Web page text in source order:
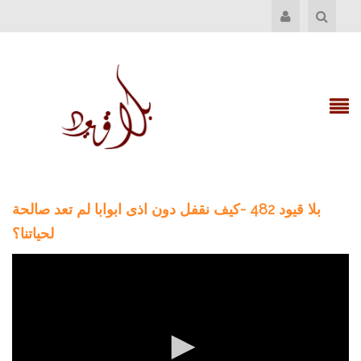
بلا قيود 482 -كيف نقفل دون اذى ابوابا لم تعد صالحة
لحياتنا؟